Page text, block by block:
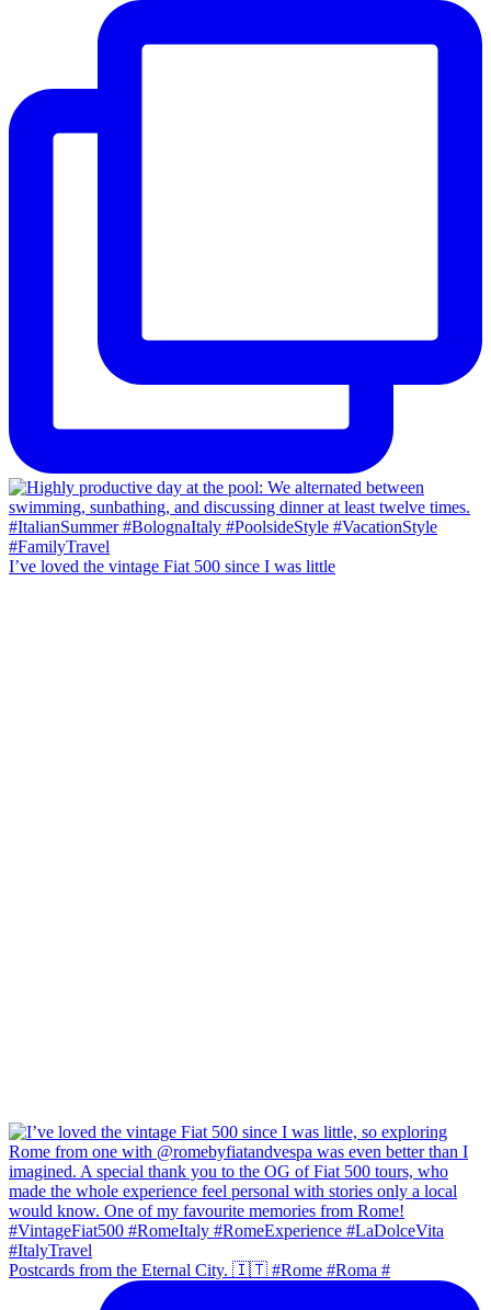
I’ve loved the vintage Fiat 500 since I was little
Postcards from the Eternal City. 🇮🇹 #Rome #Roma #